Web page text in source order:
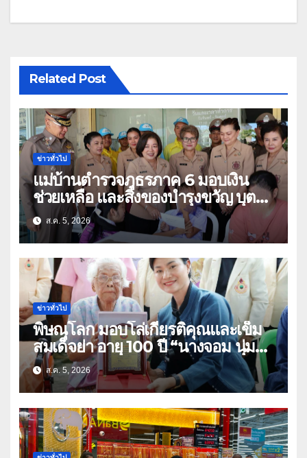
Related Post
ข่าวทั่วไป
แม่บ้านตำรวจภูธรภาค 6 มอบเงิน
ช่วยเหลือ และสิ่งของบำรุงขวัญ บุตร-
ธิดา ข้าราชการตำรวจจังหวัด
อุทัยธานี
ส.ค. 5, 2026
ข่าวทั่วไป
พิษณุโลก มอบโล่เกียรติคุณและเข็ม
สมเด็จย่า อายุ 100 ปี “นางจอม นุ่ม
เนตร” ตำบลบ้านกร่าง อำเภอเมือง
ส.ค. 5, 2026